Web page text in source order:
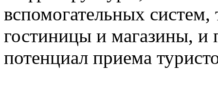
вспомогательных
гостиницы и магазины, и
потенциал приема